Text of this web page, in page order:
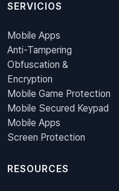
SERVICIOS
Mobile Apps
Anti-Tampering
Obfuscation &
Encryption
Mobile Game Protection
Mobile Secured Keypad
Mobile Apps
Screen Protection
RESOURCES